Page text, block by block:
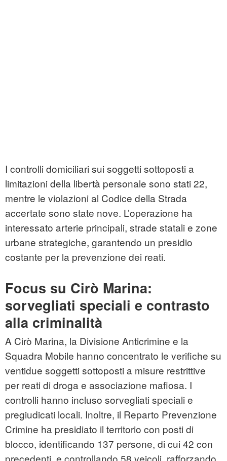
I controlli domiciliari sui soggetti sottoposti a
limitazioni della libertà personale sono stati 22,
mentre le violazioni al Codice della Strada
accertate sono state nove. L’operazione ha
interessato arterie principali, strade statali e zone
urbane strategiche, garantendo un presidio
costante per la prevenzione dei reati.
Focus su Cirò Marina:
sorvegliati speciali e contrasto
alla criminalità
A Cirò Marina, la Divisione Anticrimine e la
Squadra Mobile hanno concentrato le verifiche su
ventidue soggetti sottoposti a misure restrittive
per reati di droga e associazione mafiosa. I
controlli hanno incluso sorvegliati speciali e
pregiudicati locali. Inoltre, il Reparto Prevenzione
Crimine ha presidiato il territorio con posti di
blocco, identificando 137 persone, di cui 42 con